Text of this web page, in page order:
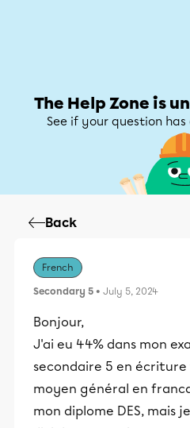
The Help Zone is
See if your question
Back
French
Secondary 5 • July 5, 2024
Bonjour,
J'ai eu 44% dans mon
secondaire 5 en
moyen général en
mon diplome DES, mais